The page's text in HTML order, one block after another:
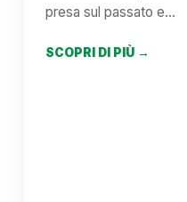
presa sul passato e…
SCOPRI DI PIÙ →